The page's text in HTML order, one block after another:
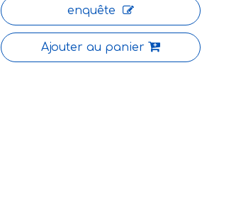
enquête
Ajouter au panier